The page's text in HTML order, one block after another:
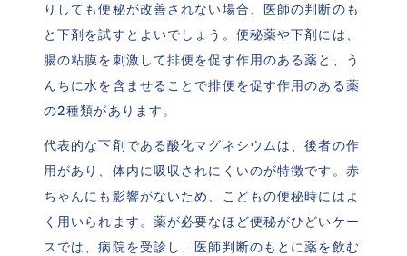
りしても便秘が改善されない場合、医師の判断のも
と下剤を試すとよいでしょう。便秘薬や下剤には、
腸の粘膜を刺激して排便を促す作用のある薬と、う
んちに水を含ませることで排便を促す作用のある薬
の2種類があります。
代表的な下剤である酸化マグネシウムは、後者の作
用があり、体内に吸収されにくいのが特徴です。赤
ちゃんにも影響がないため、こどもの便秘時にはよ
く用いられます。薬が必要なほど便秘がひどいケー
スでは、病院を受診し、医師判断のもとに薬を飲む